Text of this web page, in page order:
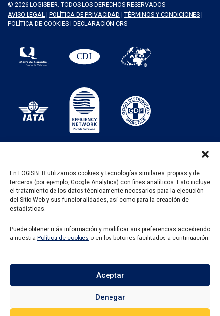
En LOGISBER utilizamos cookies y tecnologías similares, propias y de
terceros (por ejemplo, Google Analytics) con fines analíticos. Esto incluye
el tratamiento de los datos técnicamente necesarios para la ejecución
del Sitio Web y sus funcionalidades, así como para la creación de
estadísticas.
Puede obtener más información y modificar sus preferencias accediendo
a nuestra Política de cookies o en los botones facilitados a continuación:
Aceptar
Denegar
© 2026 LOGISBER. TODOS LOS DERECHOS RESERVADOS
AVISO LEGAL | POLÍTICA DE PRIVACIDAD | TÉRMINOS Y CONDICIONES |
POLÍTICA DE COOKIES | DECLARACIÓN CRS
PROGRAMA KIT DIGITAL FINANCIADO POR LOS
FONDOS NEXT GENERATION DEL MECANISMO DE